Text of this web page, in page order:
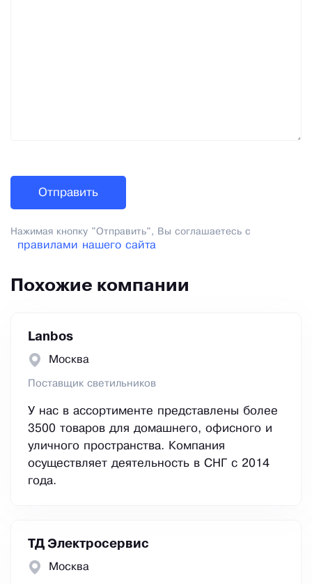
Нажимая кнопку "Отправить", Вы соглашаетесь с
правилами нашего сайта
Похожие компании
Lanbos
Москва
Поставщик светильников
У нас в ассортименте представлены более
3500 товаров для домашнего, офисного и
уличного пространства. Компания
осуществляет деятельность в СНГ с 2014
года.
ТД Электросервис
Москва